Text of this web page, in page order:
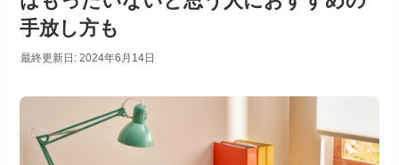
手放し方も
最終更新日: 2024年6月14日